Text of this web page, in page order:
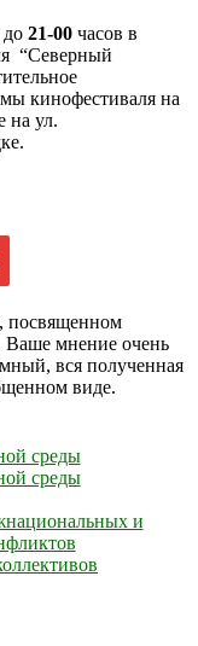
до 21-00 часов в
“Северный
кинофестиваля на
на ул.
посвященном
Ваше мнение очень
вся полученная
виде.